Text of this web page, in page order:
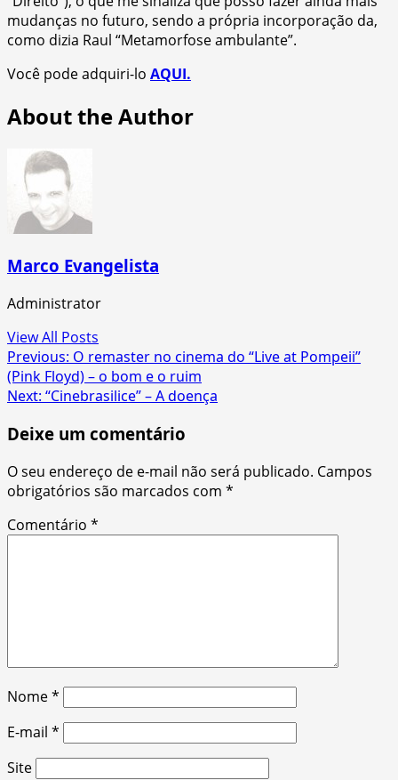
mudanças no futuro, sendo a própria incorporação da,
como dizia Raul “Metamorfose ambulante”.
Você pode adquiri-lo AQUI.
About the Author
Marco Evangelista
Administrator
View All Posts
Post
navigation
Previous: O remaster no cinema do “Live at Pompeii”
(Pink Floyd) – o bom e o ruim
Next: “Cinebrasilice” – A doença
Deixe um comentário
O seu endereço de e-mail não será publicado. Campos
obrigatórios são marcados com *
Comentário *
Nome*
E-mail *
Site